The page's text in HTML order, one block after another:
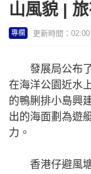
山風貌 |
專欄 更新時間：
發展局公布了
在海洋公園近水
的鴨脷排小島興
出的海面劃為遊
力。
香港仔避風塘